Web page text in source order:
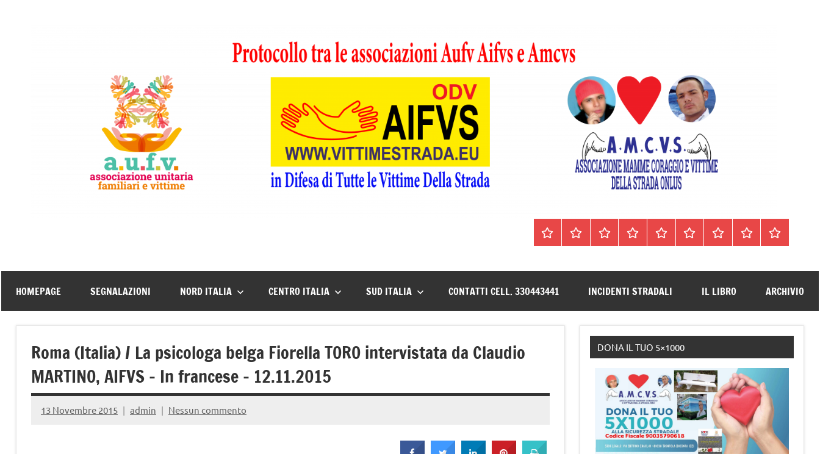
–
Associazione
Italiana
Familiari
e
di
tutte
strada
HomepageSegnalazioni
Nord
Centro
Sud
Contatti
330443441
Incidenti
Il
Archivio
HOMEPAGE SEGNALAZIONI NORD ITALIA CENTRO ITALIA SUD ITALIA CONTATTI CELL. 330443441 INCIDENTI STRADALI IL LIBRO ARCHIVIO
Roma (Italia) / La psicologa belga Fiorella TORO intervistata da Claudio
MARTINO, AIFVS – In francese – 12.11.2015
13 Novembre 2015 admin Nessun commento
DONA IL TUO 5×1000